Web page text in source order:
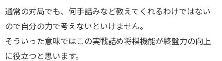
通常の対局でも、何手詰みなど教えてくれるわけではない
ので自分の力で考えないといけません。
そういった意味ではこの実戦詰め将棋機能が終盤力の向上
に役立つと思います。